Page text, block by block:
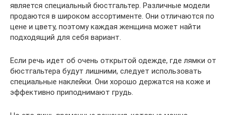
является специальный бюстгальтер. Различные модели
продаются в широком ассортименте. Они отличаются по
цене и цвету, поэтому каждая женщина может найти
подходящий для себя вариант.
Если речь идет об очень открытой одежде, где лямки от
бюстгальтера будут лишними, следует использовать
специальные наклейки. Они хорошо держатся на коже и
эффективно приподнимают грудь.